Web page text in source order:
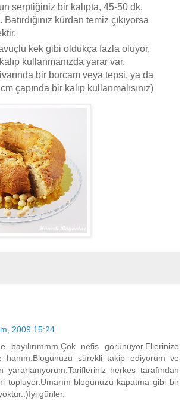
serptiğiniz bir kalıpta, 45-50 dk.
kürdan temiz çıkıyorsa
kek gibi oldukça fazla oluyor,
kullanmanızda yarar var.
bir borcam veya tepsi, ya da
çapında bir kalıp kullanmalısınız)
2009 15:24
bayılırımmm.Çok nefis görünüyor.Ellerinize
hanım.Blogunuzu sürekli takip ediyorum ve
yararlanıyorum.Tarifleriniz herkes tarafından
topluyor.Umarım blogunuzu kapatma gibi bir
günler.